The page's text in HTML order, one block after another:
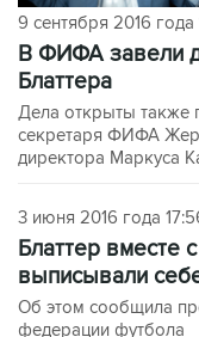
9 сентября 2016 года
В ФИФА завели
Блаттера
Дела открыты также
секретаря ФИФА
директора Маркуса
3 июня 2016 года
Блаттер вместе
выписывали
Об этом сообщила
федерации футбола